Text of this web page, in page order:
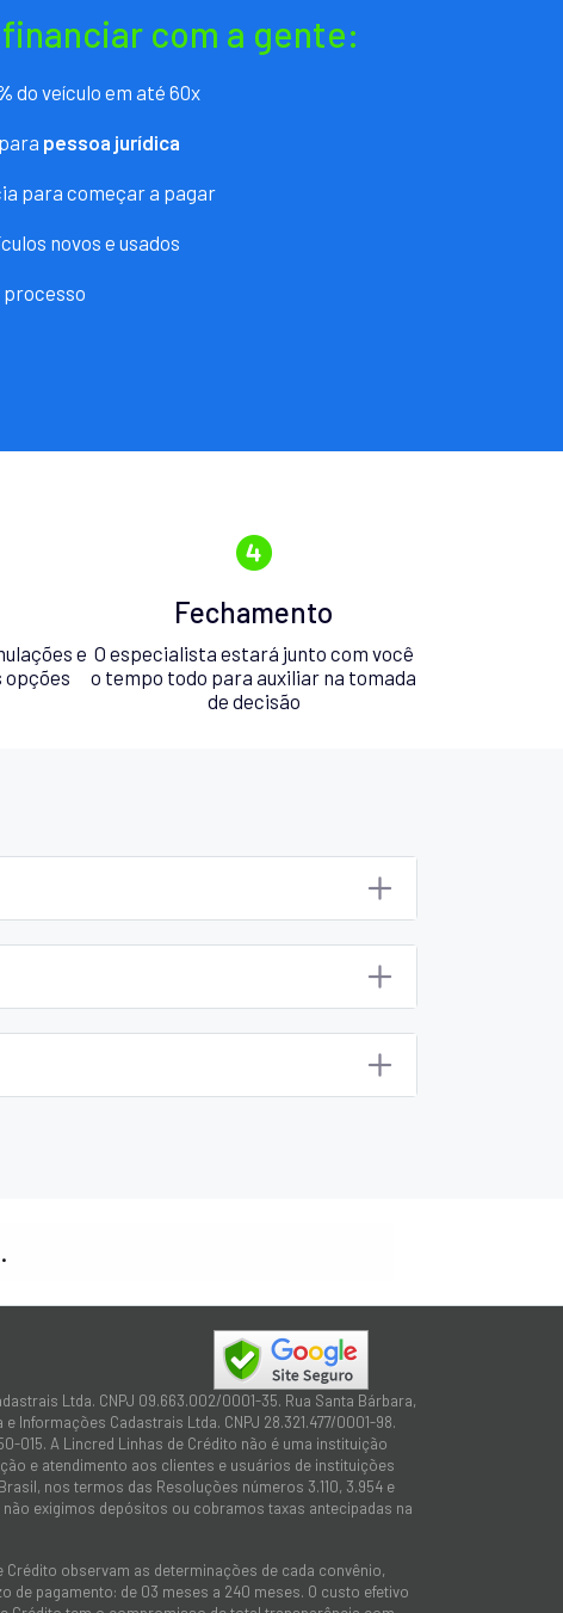
com a gente:
do veículo em até 60x
pessoa jurídica
para começar a pagar
novos e usados
processo
e
opções
Fechamento
O especialista estará junto com você
o tempo todo para auxiliar na tomada
de decisão
Ltda. CNPJ 09.663.002/0001-35. Rua Santa Bárbara,
Informações Cadastrais Ltda. CNPJ 28.321.477/0001-98.
015. A Lincred Linhas de Crédito não é uma instituição
e atendimento aos clientes e usuários de instituições
nos termos das Resoluções números 3.110, 3.954 e
exigimos depósitos ou cobramos taxas antecipadas na
Crédito observam as determinações de cada convênio,
pagamento: de 03 meses a 240 meses. O custo efetivo